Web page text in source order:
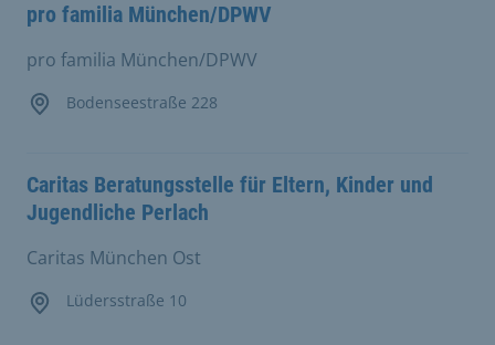
pro familia München/DPWV
pro familia München/DPWV
Bodenseestraße 228
Caritas München Ost
Caritas Beratungsstelle für Eltern, Kinder und
Jugendliche Perlach
Lüdersstraße 10